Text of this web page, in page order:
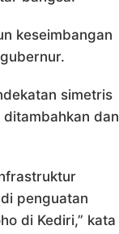
keseimbangan
simetris
dan
penguatan
di Kediri,” kata